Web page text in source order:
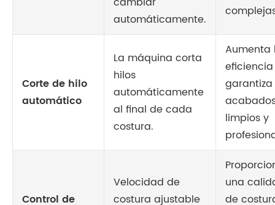
automáticamente.
Corte de hilo
automático
La máquina corta
hilos
automáticamente
al final de cada
costura.
Aumenta
garantiza
limpios y
Control de
Velocidad de
costura ajustable
una
de